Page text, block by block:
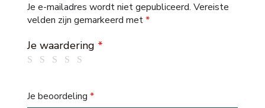
Je e-mailadres wordt niet gepubliceerd. Vereiste
velden zijn gemarkeerd met*
Je waardering *
Je beoordeling *